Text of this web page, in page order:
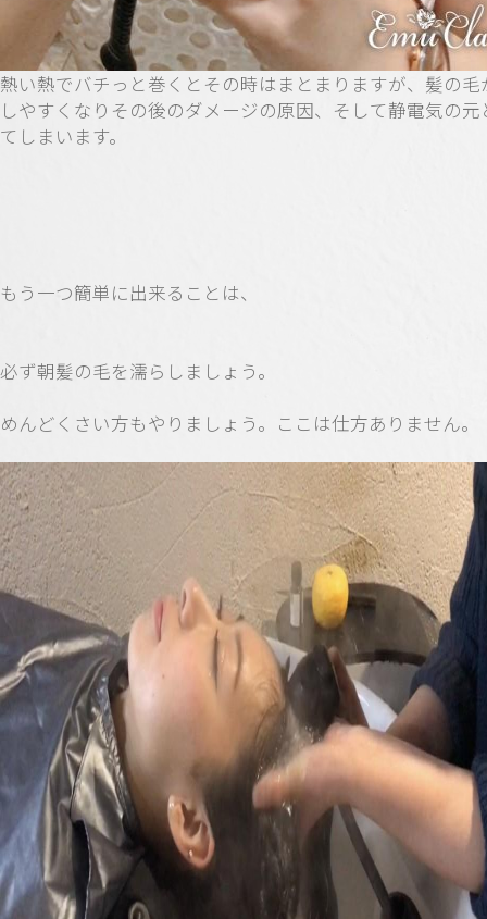
熱い熱でバチっと巻くとその時はまとまりますが、髪の毛
しやすくなりその後のダメージの原因、そして静電気の元
てしまいます。
もう一つ簡単に出来ることは、
必ず朝髪の毛を濡らしましょう。
めんどくさい方もやりましょう。ここは仕方ありません。